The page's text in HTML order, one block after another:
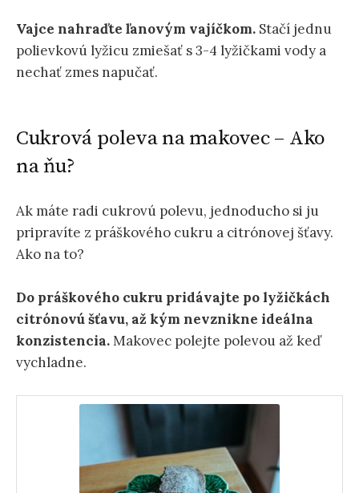
Vajce nahraďte ľanovým vajíčkom. Stačí jednu
polievkovú lyžicu zmiešať s 3-4 lyžičkami vody a
nechať zmes napučať.
Cukrová poleva na makovec – Ako
na ňu?
Ak máte radi cukrovú polevu, jednoducho si ju
pripravíte z práškového cukru a citrónovej šťavy.
Ako na to?
Do práškového cukru pridávajte po lyžičkách
citrónovú šťavu, až kým nevznikne ideálna
konzistencia.Makovec polejte polevou až keď
vychladne.